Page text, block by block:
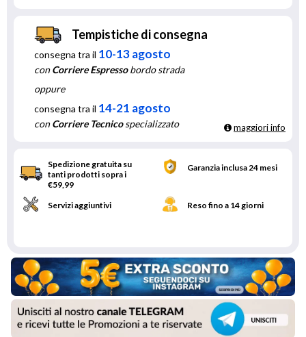
Tempistiche di consegna
consegna tra il 10-13 agosto
conCorriere Espressobordo strada
oppure
consegna tra il 14-21 agosto
conCorriere Tecnicospecializzato maggiori info
Spedizione gratuita su
tanti prodotti sopra i
€59,99
Garanzia inclusa 24 mesi
Servizi aggiuntivi Reso fino a 14 giorni